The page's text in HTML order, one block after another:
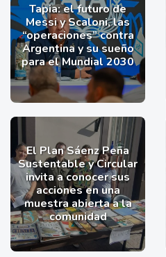
Tapia: el futuro de
Messi y Scaloni, las
“operaciones” contra
Argentina y su sueño
para el Mundial 2030
El Plan Sáenz Peña
Sustentable y Circular
invita a conocer sus
acciones en una
muestra abierta a la
comunidad